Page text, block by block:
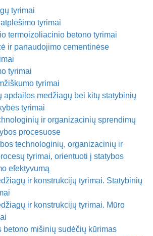
tyrimai
tyrimai
termoizoliacinio betono tyrimai
ir panaudojimo cementinėse
tyrimai
tyrimai
apdailos medžiagų bei kitų statybinių
tyrimai
ir organizacinių sprendimų
procesuose
technologinių, organizacinių ir
tyrimai, orientuoti į statybos
efektyvumą
ir konstrukcijų tyrimai. Statybinių
ir konstrukcijų tyrimai. Mūro
betono mišinių sudėčių kūrimas